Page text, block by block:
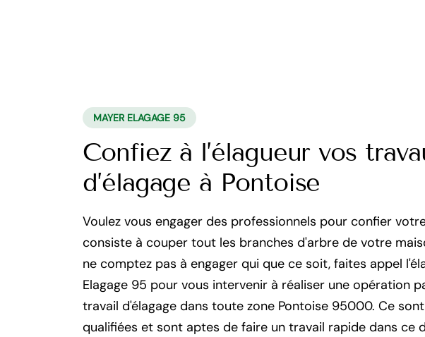
MAYER ELAGAGE 95
Confiez à l’élagueur vos
d’élagage à Pontoise
Voulez vous engager des professionnels pour confier
consiste à couper tout les branches d'arbre de votre
ne comptez pas à engager qui que ce soit, faites appel
Elagage 95 pour vous intervenir à réaliser une opération
travail d'élagage dans toute zone Pontoise 95000. Ce
qualifiées et sont aptes de faire un travail rapide dans ce